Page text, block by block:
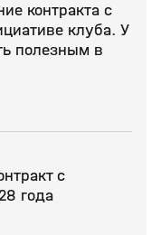
контракта с
клуба. У
полезным в
с
года